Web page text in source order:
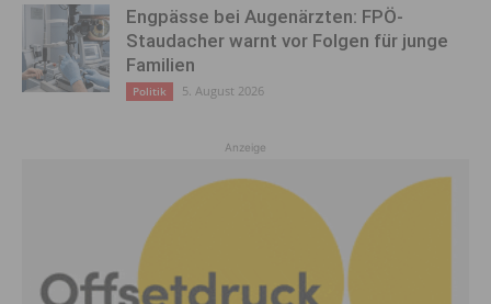
Engpässe bei Augenärzten: FPÖ-
Staudacher warnt vor Folgen für junge
Familien
Politik 5. August 2026
Anzeige